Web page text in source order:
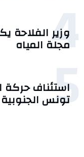
4
وزير
مجلة المياه
5
استئناف حركة
تونس الجنوبية